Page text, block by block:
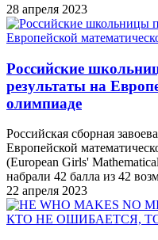
28 апреля 2023
Российские
результаты на
олимпиаде
Российская сборная
Европейской
(European Girls'
набрали 42 балла из 42
22 апреля 2023